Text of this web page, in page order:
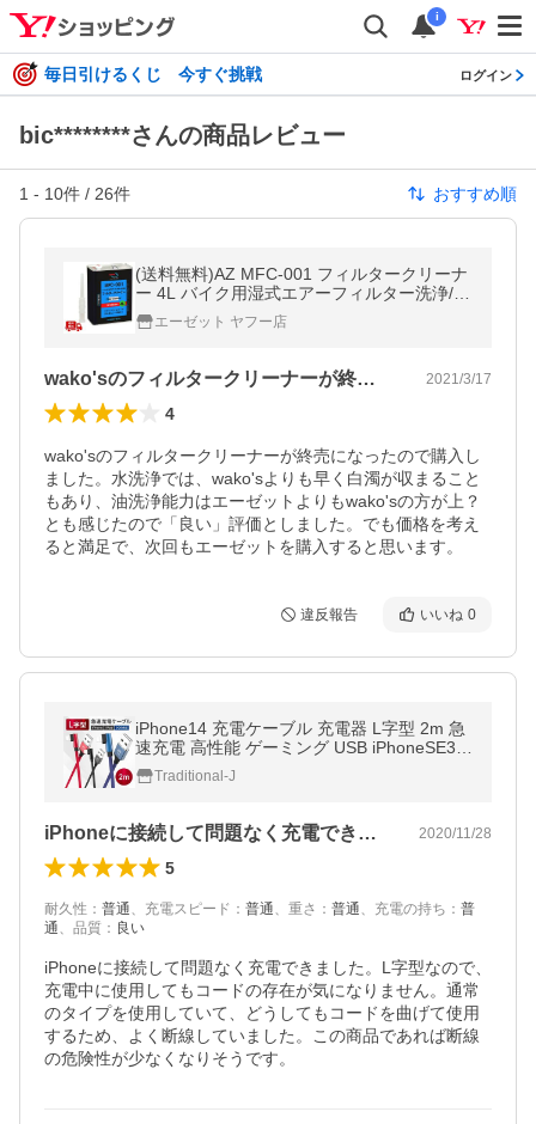
i
毎日引けるくじ 今すぐ挑戦 ログイン
bic********さんの商品レビュー
1 - 10件 / 26件 おすすめ順
(送料無料)AZ MFC-001 フィルタークリーナ
ー 4L バイク用湿式エアーフィルター洗浄/送
料無料(北海道・沖縄・離島除く)
エーゼット ヤフー店
wako'sのフィルタークリーナーが終… 2021/3/17
4
wako'sのフィルタークリーナーが終売になったので購入し
ました。水洗浄では、wako'sよりも早く白濁が収まること
もあり、油洗浄能力はエーゼットよりもwako'sの方が上？
とも感じたので「良い」評価としました。でも価格を考え
ると満足で、次回もエーゼットを購入すると思います。
違反報告 いいね 0
iPhone14 充電ケーブル 充電器 L字型 2m 急
速充電 高性能 ゲーミング USB iPhoneSE3 i
Phone13 iPhone12 iPhone各種 リバーシブ
ル コード J-remind 90日保証
Traditional-J
iPhoneに接続して問題なく充電でき… 2020/11/28
5
耐久性 ： 普通、 充電スピード ： 普通、 重さ ： 普通、 充電の持ち ： 普
通、 品質 ： 良い
iPhoneに接続して問題なく充電できました。L字型なので、
充電中に使用してもコードの存在が気になりません。通常
のタイプを使用していて、どうしてもコードを曲げて使用
するため、よく断線していました。この商品であれば断線
の危険性が少なくなりそうです。